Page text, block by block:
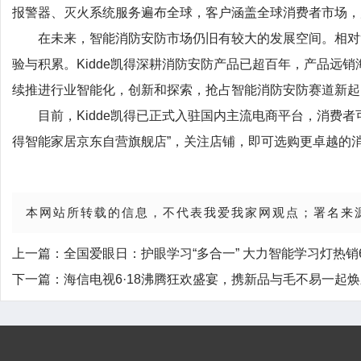
报警器、灭火系统服务遍布全球，客户涵盖全球消费者市场
在未来，智能消防安防市场仍旧有较大的发展空间。相
验与积累。Kidde凯得深耕消防安防产品已超百年，产品远
续推进行业智能化，创新和探索，抢占智能消防安防赛道新
目前，Kidde凯得已正式入驻国内主流电商平台，消费
得智能家居京东自营旗舰店”，关注店铺，即可选购更卓越的
本网站所转载的信息，不代表我爱我家网观点；署名来
上一篇： 全国爱眼日：护眼学习“多合一” 大力智能学习灯热
下一篇： 海信电视6·18沸腾狂欢盛宴，携新品与毛不易一起